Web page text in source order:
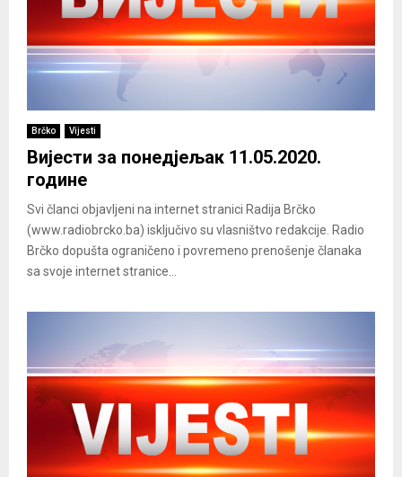
Brčko Vijesti
Вијести за понедјељак 11.05.2020.
године
Svi članci objavljeni na internet stranici Radija Brčko
(www.radiobrcko.ba) isključivo su vlasništvo redakcije. Radio
Brčko dopušta ograničeno i povremeno prenošenje članaka
sa svoje internet stranice...